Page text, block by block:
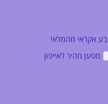
מטען מהיר לאייפון ‏